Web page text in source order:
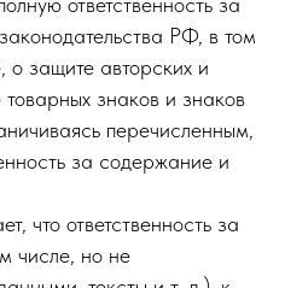
РФ, в том
о защите авторских и
знаков и знаков
перечисленным,
за содержание и
что ответственность за
числе, но не